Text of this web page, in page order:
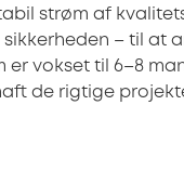
strøm af
– til at
er vokset til 6–8
de rigtige